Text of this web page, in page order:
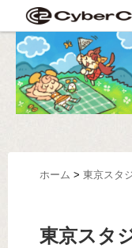
ホーム > 東京スタ
東京スタ